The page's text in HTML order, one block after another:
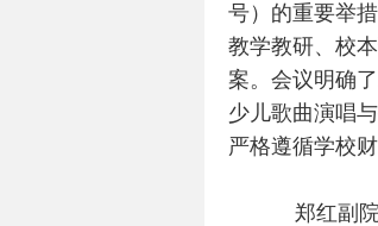
号）的重要举
教学教研、校
案。会议明确了
少儿歌曲演唱
严格遵循学校
郑红副